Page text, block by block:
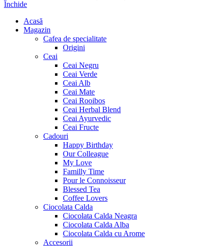
Închide
Acasă
Magazin
Cafea de specialitate
Origini
Ceai
Ceai Negru
Ceai Verde
Ceai Alb
Ceai Mate
Ceai Rooibos
Ceai Herbal Blend
Ceai Ayurvedic
Ceai Fructe
Cadouri
Happy Birthday
Our Colleague
My Love
Familly Time
Pour le Connoisseur
Blessed Tea
Coffee Lovers
Ciocolata Calda
Ciocolata Calda Neagra
Ciocolata Calda Alba
Ciocolata Calda cu Arome
Accesorii